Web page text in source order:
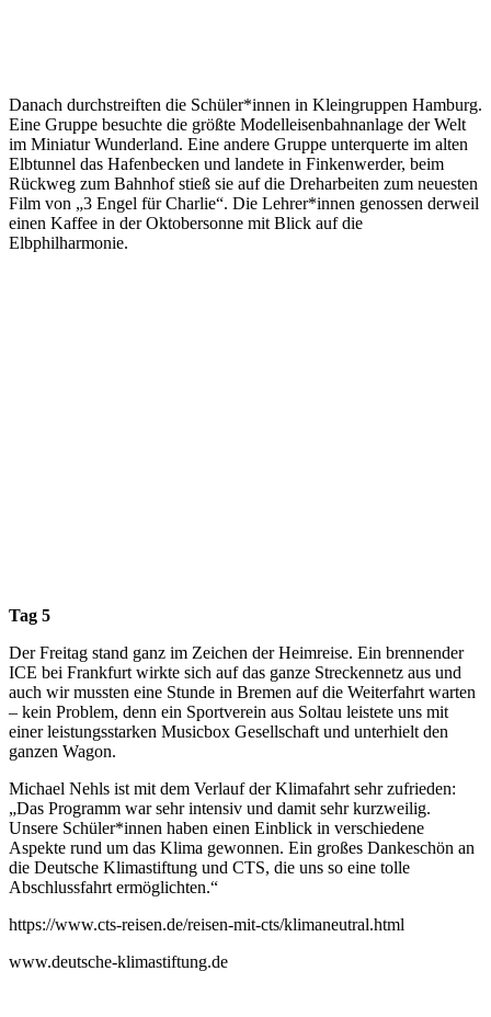
Danach durchstreiften die Schüler*innen in Kleingruppen Hamburg.
Eine Gruppe besuchte die größte Modelleisenbahnanlage der Welt
im Miniatur Wunderland. Eine andere Gruppe unterquerte im alten
Elbtunnel das Hafenbecken und landete in Finkenwerder, beim
Rückweg zum Bahnhof stieß sie auf die Dreharbeiten zum neuesten
Film von „3 Engel für Charlie“. Die Lehrer*innen genossen derweil
einen Kaffee in der Oktobersonne mit Blick auf die
Elbphilharmonie.
Tag 5
Der Freitag stand ganz im Zeichen der Heimreise. Ein brennender
ICE bei Frankfurt wirkte sich auf das ganze Streckennetz aus und
auch wir mussten eine Stunde in Bremen auf die Weiterfahrt warten
– kein Problem, denn ein Sportverein aus Soltau leistete uns mit
einer leistungsstarken Musicbox Gesellschaft und unterhielt den
ganzen Wagon.
Michael Nehls ist mit dem Verlauf der Klimafahrt sehr zufrieden:
„Das Programm war sehr intensiv und damit sehr kurzweilig.
Unsere Schüler*innen haben einen Einblick in verschiedene
Aspekte rund um das Klima gewonnen. Ein großes Dankeschön an
die Deutsche Klimastiftung und CTS, die uns so eine tolle
Abschlussfahrt ermöglichten.“
https://www.cts-reisen.de/reisen-mit-cts/klimaneutral.html
www.deutsche-klimastiftung.de